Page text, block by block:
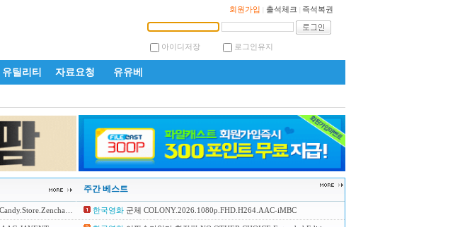
회원가입 출석체크 즉석복권
아이디저장 로그인유지
유틸리티 자료요청 유유베
KTH
주간 베스트
한국영화 군체 COLONY.2026.1080p.FHD.H264.AAC-iMBC